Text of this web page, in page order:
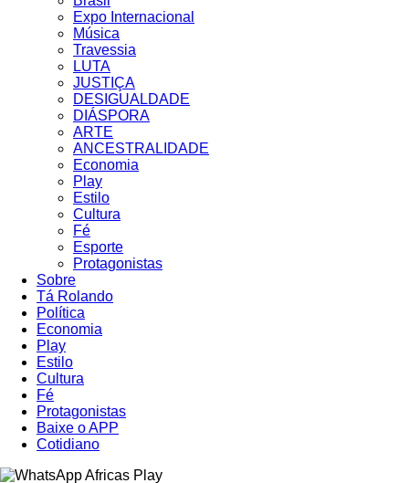
Expo Internacional
Música
Travessia
LUTA
JUSTIÇA
DESIGUALDADE
DIÁSPORA
ARTE
ANCESTRALIDADE
Economia
Play
Estilo
Cultura
Fé
Esporte
Protagonistas
Sobre
Tá Rolando
Política
Economia
Play
Estilo
Cultura
Fé
Protagonistas
Baixe o APP
Cotidiano
Africas Play